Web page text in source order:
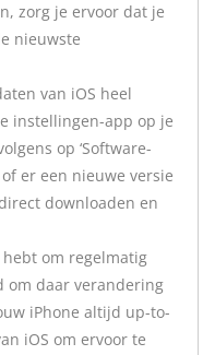
zorg je ervoor dat je
nieuwste
van iOS heel
instellingen-app op je
op ‘Software-
er een nieuwe versie
downloaden en
om regelmatig
om daar verandering
iPhone altijd up-to-
iOS om ervoor te